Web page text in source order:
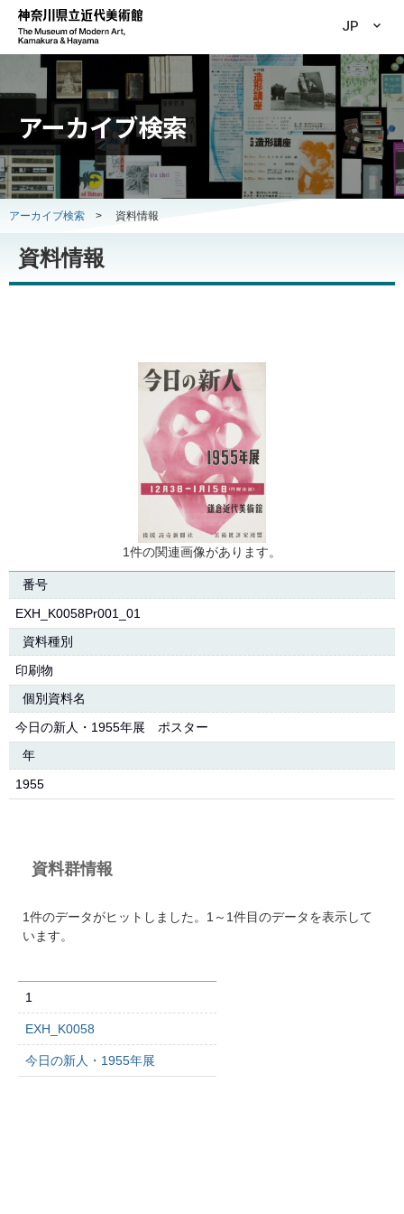
JP
アーカイブ検索
アーカイブ検索 > 資料情報
資料情報
1件の関連画像があります。
番号
EXH_K0058Pr001_01
資料種別
印刷物
個別資料名
今日の新人・1955年展 ポスター
年
1955
資料群情報
1件のデータがヒットしました。1～1件目のデータを表示して
います。
1
EXH_K0058
今日の新人・1955年展